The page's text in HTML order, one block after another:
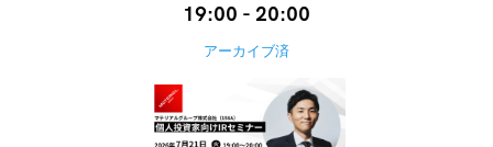
19:00 - 20:00
アーカイブ済